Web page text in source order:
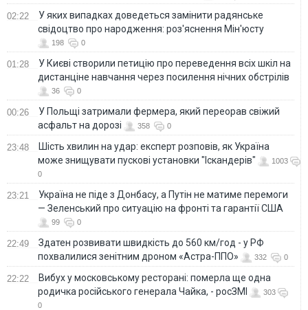
02:22
У яких випадках доведеться замінити радянське
свідоцтво про народження: роз'яснення Мін'юсту
198 0
01:28
У Києві створили петицію про переведення всіх шкіл на
дистанціне навчання через посилення нічних обстрілів
36 0
00:26
У Польщі затримали фермера, який переорав свіжий
асфальт на дорозі
358 0
23:48
Шість хвилин на удар: експерт розповів, як Україна
може знищувати пускові установки "Іскандерів"
1003
0
23:21
Україна не піде з Донбасу, а Путін не матиме перемоги
— Зеленський про ситуацію на фронті та гарантії США
99 0
22:49
Здатен розвивати швидкість до 560 км/год - у РФ
похвалилися зенітним дроном «Астра-ППО»
332 0
22:22
Вибух у московському ресторані: померла ще одна
родичка російського генерала Чайка, - росЗМІ
303
0